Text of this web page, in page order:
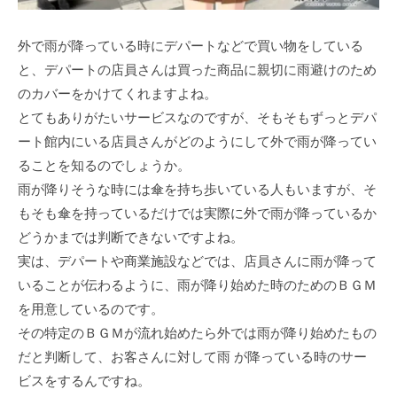
外で雨が降っている時にデパートなどで買い物をしている
と、デパートの店員さんは買った商品に親切に雨避けのため
のカバーをかけてくれますよね。
とてもありがたいサービスなのですが、そもそもずっとデパ
ート館内にいる店員さんがどのようにして外で雨が降ってい
ることを知るのでしょうか。
雨が降りそうな時には傘を持ち歩いている人もいますが、そ
もそも傘を持っているだけでは実際に外で雨が降っているか
どうかまでは判断できないですよね。
実は、デパートや商業施設などでは、店員さんに雨が降って
いることが伝わるように、雨が降り始めた時のためのＢＧＭ
を用意しているのです。
その特定のＢＧＭが流れ始めたら外では雨が降り始めたもの
だと判断して、お客さんに対して雨 が降っている時のサー
ビスをするんですね。